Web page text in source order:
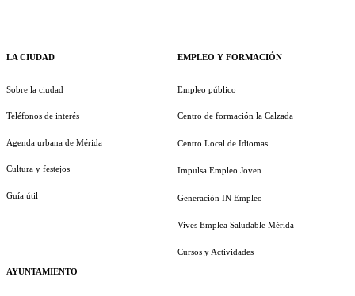
LA CIUDAD
Sobre la ciudad
Teléfonos de interés
Agenda urbana de Mérida
Cultura y festejos
Guía útil
AYUNTAMIENTO
EMPLEO Y FORMACIÓN
Empleo público
Centro de formación la Calzada
Centro Local de Idiomas
Impulsa Empleo Joven
Generación IN Empleo
Vives Emplea Saludable Mérida
Cursos y Actividades